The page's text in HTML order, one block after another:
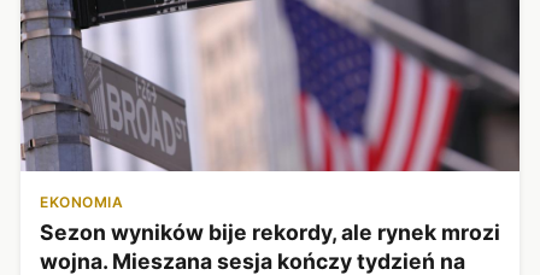
EKONOMIA
Sezon wyników bije rekordy, ale rynek mrozi
wojna. Mieszana sesja kończy tydzień na